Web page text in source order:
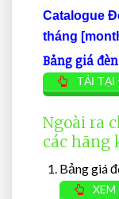
Catalogue
tháng
Bảng giá
TẢI TẠI
Ngoài ra
các hãng
Bảng giá